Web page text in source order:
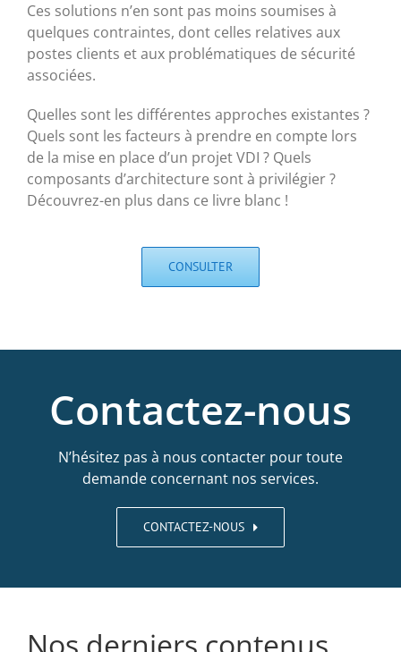
Ces solutions n’en sont pas moins soumises à
quelques contraintes, dont celles relatives aux
postes clients et aux problématiques de sécurité
associées.
Quelles sont les différentes approches existantes ?
Quels sont les facteurs à prendre en compte lors
de la mise en place d’un projet VDI ? Quels
composants d’architecture sont à privilégier ?
Découvrez-en plus dans ce livre blanc !
CONSULTER
Contactez-nous
N’hésitez pas à nous contacter pour toute
demande concernant nos services.
CONTACTEZ-NOUS